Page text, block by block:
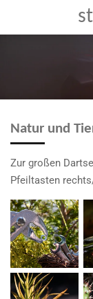
Hauptinhalt
Natur und
Zur großen
Pfeiltasten